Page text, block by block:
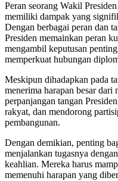
Peran seorang Wakil
memiliki dampak yang
Dengan berbagai peran dan
Presiden memainkan peran
mengambil keputusan
memperkuat hubungan
Meskipun dihadapkan pada
menerima harapan besar dari
perpanjangan tangan
rakyat, dan mendorong
pembangunan.
Dengan demikian, penting
menjalankan tugasnya
keahlian. Mereka harus
memenuhi harapan yang